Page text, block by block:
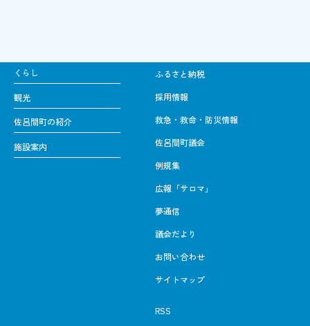
くらし
観光
佐呂間町の紹介
施設案内
ふるさと納税
採用情報
救急・救命・防災情報
佐呂間町議会
例規集
広報「サロマ」
夢通信
議会だより
お問い合わせ
サイトマップ
RSS